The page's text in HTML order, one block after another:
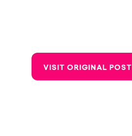
VISIT ORIGINAL POST